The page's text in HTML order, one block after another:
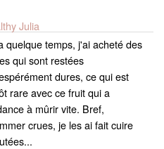
Julia
quelque temps, j'ai acheté des
qui sont restées
dures, ce qui est
rare avec ce fruit qui a
à mûrir vite. Bref,
crues, je les ai fait cuire